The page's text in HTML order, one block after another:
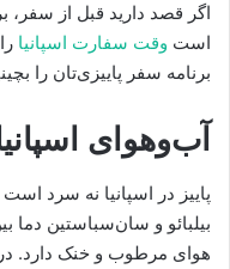
اگر قصد دارید قبل از سفر،
است وقت سفارت اسپانیا
برنامه سفر پاییزی‌تان را
آب‌وهوای
پاییز در اسپانیا نه سرد
هوای مرطوب و خنک دارد. در